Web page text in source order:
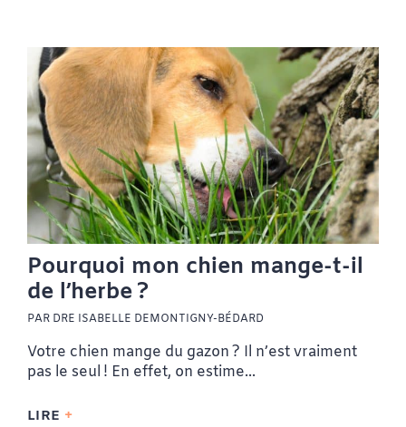
Pourquoi mon chien mange-t-il
de l’herbe ?
PAR DRE ISABELLE DEMONTIGNY-BÉDARD
Votre chien mange du gazon ? Il n’est vraiment
pas le seul ! En effet, on estime...
LIRE